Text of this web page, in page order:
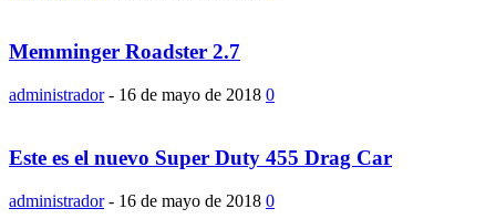
Memminger Roadster 2.7
administrador - 16 de mayo de 2018 0
Este es el nuevo Super Duty 455 Drag Car
administrador - 16 de mayo de 2018 0